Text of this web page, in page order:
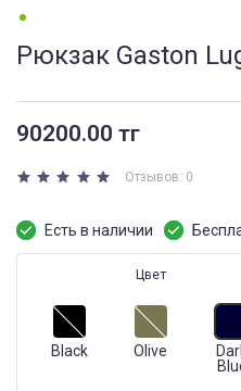
Рюкзак Gaston
90200.00 тг
Отзывов: 0
Есть в наличии
Цвет
Black Olive